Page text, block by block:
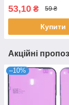
53,10 ₴ 59 ₴
Купити
Акційні
–10%